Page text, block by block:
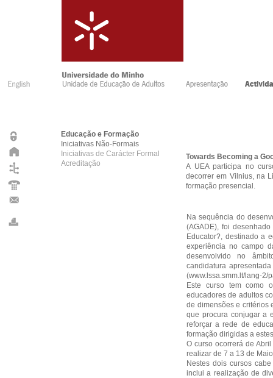
Educação e Formação
Iniciativas Não-Formais
Iniciativas de Carácter Formal
Acreditação
Towards Becoming a
A UEA participa no
decorrer em Vilnius, na
formação presencial.
Na sequência do
(AGADE), foi
Educator?, destinado a
experiência no campo
desenvolvido no
candidatura
(www.lssa.smm.lt/lang-2/
Este curso tem como
educadores de adultos
de dimensões e critérios
que procura conjugar a
reforçar a rede de
formação dirigidas a
O curso ocorrerá de
realizar de 7 a 13 de
Nestes dois cursos
inclui a realização de